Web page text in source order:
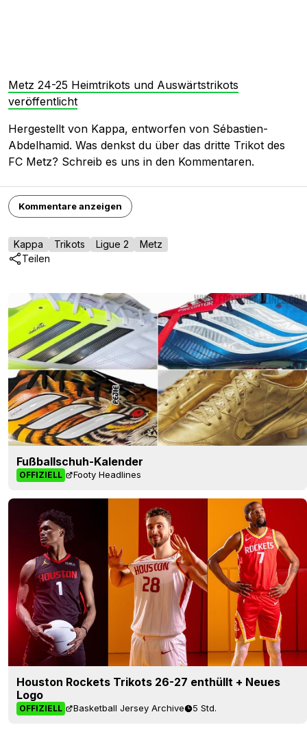
Metz 24-25 Heimtrikots und Auswärtstrikots
veröffentlicht
Hergestellt von Kappa, entworfen von Sébastien-
Abdelhamid. Was denkst du über das dritte Trikot des
FC Metz? Schreib es uns in den Kommentaren.
Kommentare anzeigen
Kappa Trikots Ligue 2
Metz
Teilen
Fußballschuh-Kalender
OFFIZIELL Footy Headlines
Houston Rockets Trikots 26-27 enthüllt + Neues
Logo
OFFIZIELL Basketball Jersey Archive 5 Std.